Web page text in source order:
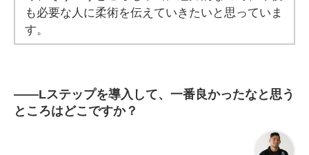
も必要な人に柔術を伝えていきたいと思っていま
す。
――Lステップを導入して、一番良かったなと思う
ところはどこですか？